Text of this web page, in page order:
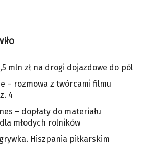
mln zł na drogi dojazdowe do pól
– rozmowa z twórcami filmu
4
– dopłaty do materiału
młodych rolników
Hiszpania piłkarskim